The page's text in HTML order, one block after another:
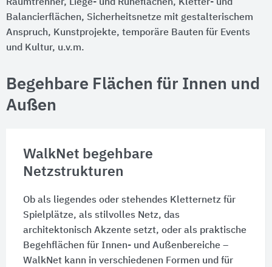
Raumtrenner, Liege- und Ruheflächen, Kletter- und
Balancierflächen, Sicherheitsnetze mit gestalterischem
Anspruch, Kunstprojekte, temporäre Bauten für Events
und Kultur, u.v.m.
Begehbare Flächen für Innen und
Außen
WalkNet begehbare
Netzstrukturen
Ob als liegendes oder stehendes Kletternetz für
Spielplätze, als stilvolles Netz, das
architektonisch Akzente setzt, oder als praktische
Begehflächen für Innen- und Außenbereiche –
WalkNet kann in verschiedenen Formen und für